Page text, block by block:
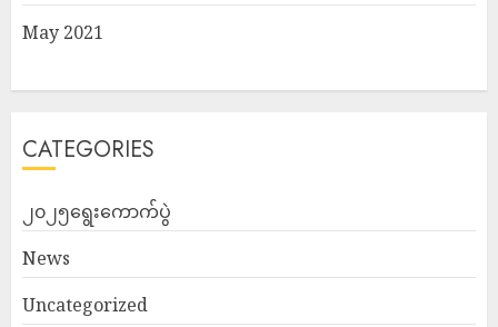
May 2021
CATEGORIES
၂၀၂၅ရွေးကောက်ပွဲ
News
Uncategorized